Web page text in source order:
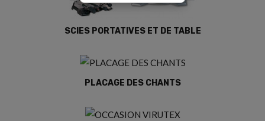
SCIES PORTATIVES ET DE TABLE
PLACAGE DES CHANTS